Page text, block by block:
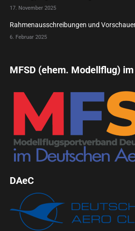
17. November 2025
Rahmenausschreibungen und
6. Februar 2025
MFSD (ehem. Modellflug) im
DAeC